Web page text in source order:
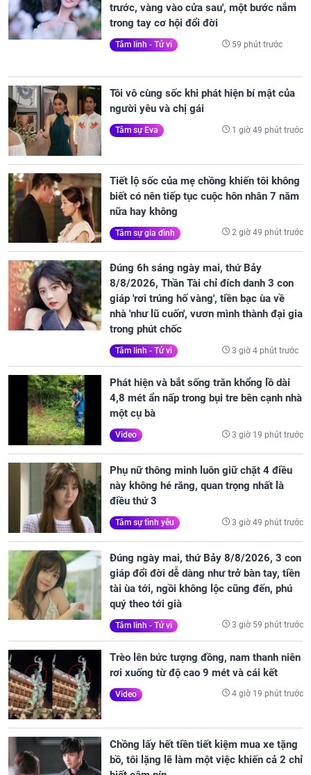
trước, vàng vào cửa sau', một bước nắm
trong tay cơ hội đổi đời
Tâm linh - Tử vi 59 phút trước
Tôi vô cùng sốc khi phát hiện bí mật của
người yêu và chị gái
Tâm sự Eva 1 giờ 49 phút trước
Tiết lộ sốc của mẹ chồng khiến tôi không
biết có nên tiếp tục cuộc hôn nhân 7 năm
nữa hay không
Tâm sự gia đình 2 giờ 49 phút trước
Đúng 6h sáng ngày mai, thứ Bảy
8/8/2026, Thần Tài chỉ đích danh 3 con
giáp 'rơi trúng hố vàng', tiền bạc ùa về
nhà 'như lũ cuốn', vươn mình thành đại gia
trong phút chốc
Tâm linh - Tử vi 3 giờ 4 phút trước
Phát hiện và bắt sống trăn khổng lồ dài
4,8 mét ẩn nấp trong bụi tre bên cạnh nhà
một cụ bà
Video 3 giờ 19 phút trước
Phụ nữ thông minh luôn giữ chặt 4 điều
này không hé răng, quan trọng nhất là
điều thứ 3
Tâm sự tình yêu 3 giờ 49 phút trước
Đúng ngày mai, thứ Bảy 8/8/2026, 3 con
giáp đổi đời dễ dàng như trở bàn tay, tiền
tài ùa tới, ngồi không lộc cũng đến, phú
quý theo tới già
Tâm linh - Tử vi 3 giờ 59 phút trước
Trèo lên bức tượng đồng, nam thanh niên
rơi xuống từ độ cao 9 mét và cái kết
Video 4 giờ 19 phút trước
Chồng lấy hết tiền tiết kiệm mua xe tặng
bồ, tôi lặng lẽ làm một việc khiến cả 2 chỉ